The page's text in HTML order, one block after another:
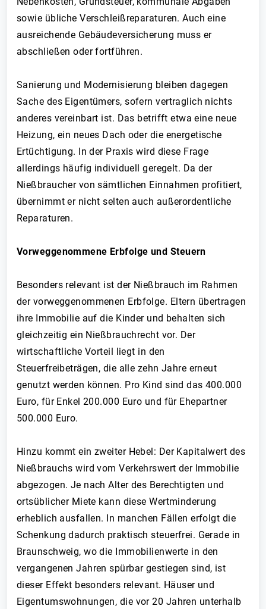
sowie übliche Verschleißreparaturen. Auch eine
ausreichende Gebäudeversicherung muss er
abschließen oder fortführen.
Sanierung und Modernisierung bleiben dagegen
Sache des Eigentümers, sofern vertraglich nichts
anderes vereinbart ist. Das betrifft etwa eine neue
Heizung, ein neues Dach oder die energetische
Ertüchtigung. In der Praxis wird diese Frage
allerdings häufig individuell geregelt. Da der
Nießbraucher von sämtlichen Einnahmen profitiert,
übernimmt er nicht selten auch außerordentliche
Reparaturen.
Vorweggenommene Erbfolge und Steuern
Besonders relevant ist der Nießbrauch im Rahmen
der vorweggenommenen Erbfolge. Eltern übertragen
ihre Immobilie auf die Kinder und behalten sich
gleichzeitig ein Nießbrauchrecht vor. Der
wirtschaftliche Vorteil liegt in den
Steuerfreibeträgen, die alle zehn Jahre erneut
genutzt werden können. Pro Kind sind das 400.000
Euro, für Enkel 200.000 Euro und für Ehepartner
500.000 Euro.
Hinzu kommt ein zweiter Hebel: Der Kapitalwert des
Nießbrauchs wird vom Verkehrswert der Immobilie
abgezogen. Je nach Alter des Berechtigten und
ortsüblicher Miete kann diese Wertminderung
erheblich ausfallen. In manchen Fällen erfolgt die
Schenkung dadurch praktisch steuerfrei. Gerade in
Braunschweig, wo die Immobilienwerte in den
vergangenen Jahren spürbar gestiegen sind, ist
dieser Effekt besonders relevant. Häuser und
Eigentumswohnungen, die vor 20 Jahren unterhalb